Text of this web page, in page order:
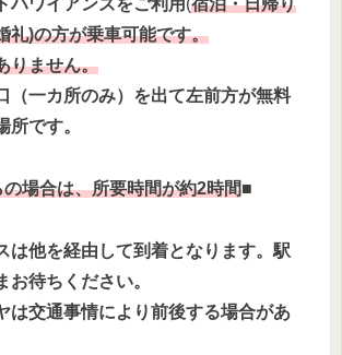
ハワイアンズをご利用 (宿泊・日帰り
礼)の方が乗車可能です。
りません。
（一カ所のみ）を出て左前方が無料
所です。
場合は、所要時間が約2時間■
は他を経由して到着となります。駅
お待ちください。
交通事情により前後する場合があ